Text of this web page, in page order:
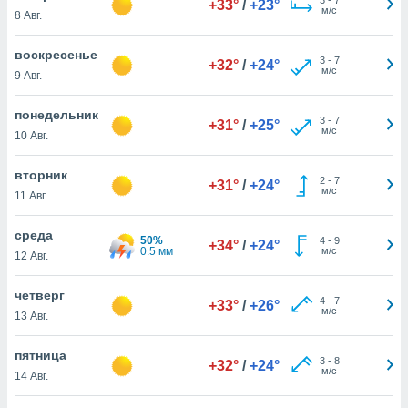
действия
рекламу
нашей
cookie
cookie
в
нашего
8 Авг.
+33° / +23°
м/с
воскресенье
9 Авг.
+32° / +24° 3- 7
м/с
понедельник
10 Авг.
+31° / +25° 3- 7
м/с
вторник
11 Авг.
+31° / +24° 2- 7
м/с
среда
12 Авг.
50%
0.5 мм
+34° / +24° 4- 9
м/с
четверг
13 Авг.
+33° / +26° 4- 7
м/с
пятница
14 Авг.
+32° / +24° 3- 8
м/с